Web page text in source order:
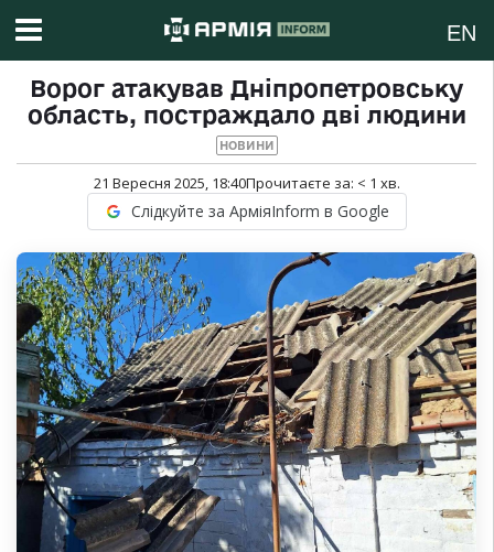
EN
Ворог атакував Дніпропетровську
область, постраждало дві людини
НОВИНИ
21 Вересня 2025, 18:40Прочитаєте за: < 1 хв.
Слідкуйте за АрміяInform в Google